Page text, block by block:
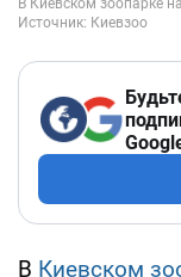
В Киевском